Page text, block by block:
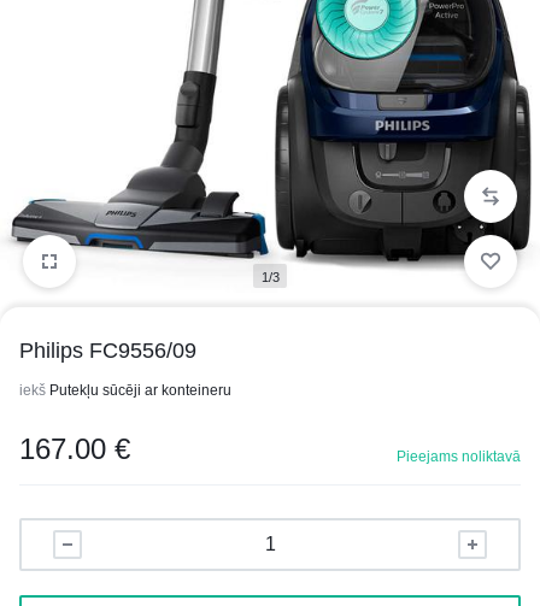
1/3
Philips FC9556/09
iekš Putekļu sūcēji ar konteineru
167.00 € Pieejams noliktavā